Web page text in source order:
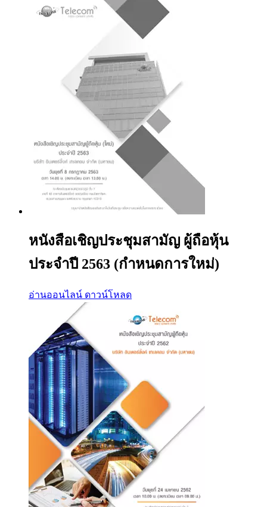
หนังสือเชิญประชุมสามัญ ผู้ถือหุ้น
ประจำปี 2563 (กำหนดการใหม่)
อ่านออนไลน์ ดาวน์โหลด